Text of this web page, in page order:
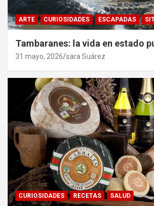
ARTE CURIOSIDADES ESCAPADAS
Tambaranes: la vida en estado
31 mayo, 2026 sara Suárez
CURIOSIDADES RECETAS SALUD